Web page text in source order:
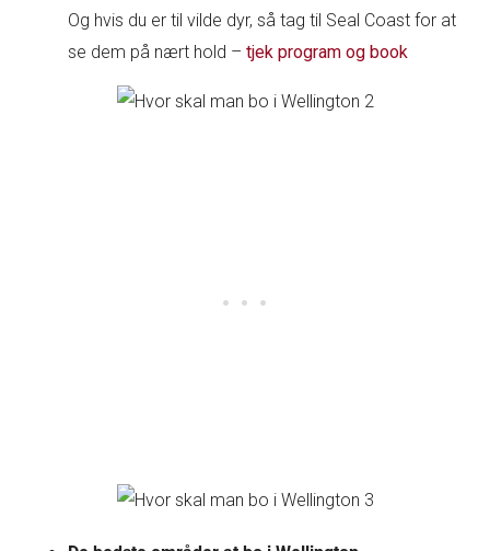
Og hvis du er til vilde dyr, så tag til Seal Coast for at
se dem på nært hold –tjek program og book